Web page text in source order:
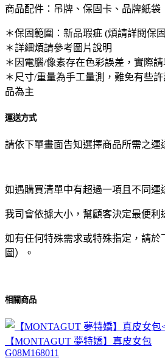
商品配件：吊牌、保固卡、品牌紙袋
＊保固範圍：新品瑕疵 (煩請詳閱保
＊詳細煩請參考圖片說明
＊因電腦/像素存在色彩誤差，實際
＊尺寸/重量為手工量測，難免有些
品為主
運送方式
請依下單畫面告知選擇商品所需之運
如遇購買清單中有超過一項且不同運
我司會依據大小，幫顧客決定最便利
如有任何特殊需求或特殊指定，請於
圖）。
相關商品
【MONTAGUT 夢特嬌】真皮女包
G08M168011